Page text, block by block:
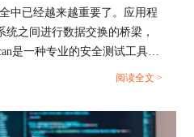
填写URL
中已经越来越重要了。应用程
之间进行数据交换的桥梁，
是一种专业的安全测试工具。
安全测试原理 appscan接口安
阅读全文 >